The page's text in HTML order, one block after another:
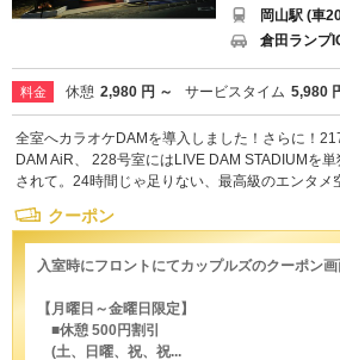
岡山駅 (車
倉田ランプ
料金 休憩 2,980 円 ～ サービスタイム 5,980
全室へカラオケDAMを導入しました！さらに！
DAM AiR、 228号室にはLIVE DAM STADIUMを
されて。24時間じゃ足りない、最高級のエンタメ
クーポン
入室時にフロントにてカップルズのクーポン
【月曜日～金曜日限定】
■休憩 500円割引
(土、日曜、祝、祝...